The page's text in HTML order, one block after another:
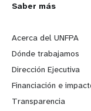
L
e
a
r
Saber más
Acerca del UNFPA
Dónde trabajamos
Dirección Ejecutiva
Financiación e
Transparencia